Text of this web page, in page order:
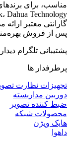
گارانتی معتبر
پس از فروش
پشتیبانی تلگرام
پرطرفدار ها
تجهیزات نظارت
دوربین مداربسته
ضبط کننده تصویر
محصولات شبکه
هایک ویژن
داهوا